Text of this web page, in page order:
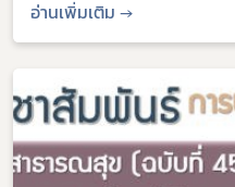
12 เดือน 3. อาหารสูตรสำห
อ่านเพิ่มเติม →